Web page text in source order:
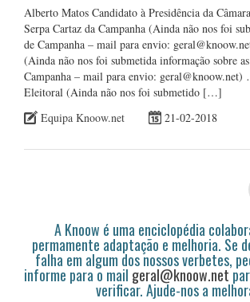
Alberto Matos Candidato à Presidência da
Serpa Cartaz da Campanha (Ainda não nos foi
de Campanha – mail para envio:
(Ainda não nos foi submetida informação sobre
Campanha – mail para envio:
Eleitoral (Ainda não nos foi submetido […]
Equipa Knoow.net
21-02-2018
A Knoow é uma enciclopédia
permamente adaptação e melhoria. Se
falha em algum dos nossos verbetes,
informe para o mail geral@knoow.net
verificar. Ajude-nos a